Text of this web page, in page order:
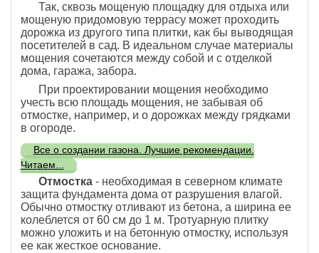
Так, сквозь мощеную площадку для отдыха или
мощеную придомовую террасу может проходить
дорожка из другого типа плитки, как бы выводящая
посетителей в сад. В идеальном случае материалы
мощения сочетаются между собой и с отделкой
дома, гаража, забора.
При проектировании мощения необходимо
учесть всю площадь мощения, не забывая об
отмостке, например, и о дорожках между грядками
в огороде.
Все о создании газона. Лучшие рекомендации.
Читаем...
Отмостка- необходимая в северном климате
защита фундамента дома от разрушения влагой.
Обычно отмостку отливают из бетона, а ширина ее
колеблется от 60 см до 1 м. Тротуарную плитку
можно уложить и на бетонную отмостку, используя
ее как жесткое основание.